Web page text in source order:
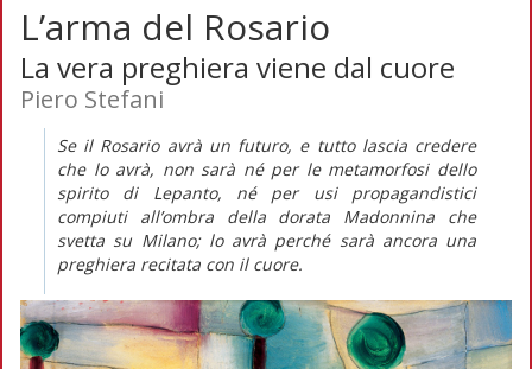
L’arma del Rosario
La vera preghiera viene dal cuore
Piero Stefani
Se il Rosario avrà un futuro, e tutto lascia credere
che lo avrà, non sarà né per le metamorfosi dello
spirito di Lepanto, né per usi propagandistici
compiuti all’ombra della dorata Madonnina che
svetta su Milano; lo avrà perché sarà ancora una
preghiera recitata con il cuore.